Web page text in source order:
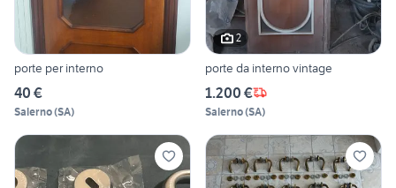
porte per interno
40 €
Salerno(SA)
2
porte da interno vintage
1.200 €
Salerno(SA)